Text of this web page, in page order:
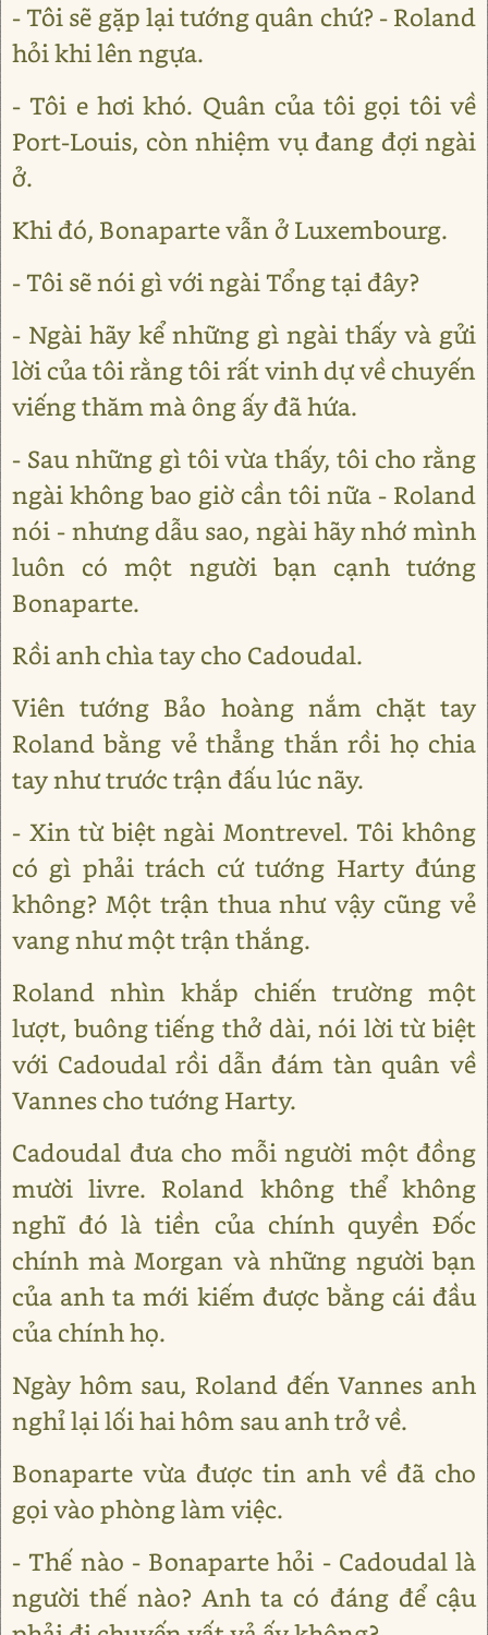
- Tôi sẽ gặp lại tướng quân chứ? - Roland
hỏi khi lên ngựa.
- Tôi e hơi khó. Quân của tôi gọi tôi về
Port-Louis, còn nhiệm vụ đang đợi ngài
ở.
Khi đó, Bonaparte vẫn ở Luxembourg.
- Tôi sẽ nói gì với ngài Tổng tại đây?
- Ngài hãy kể những gì ngài thấy và gửi
lời của tôi rằng tôi rất vinh dự về chuyến
viếng thăm mà ông ấy đã hứa.
- Sau những gì tôi vừa thấy, tôi cho rằng
ngài không bao giờ cần tôi nữa - Roland
nói - nhưng dẫu sao, ngài hãy nhớ mình
luôn có một người bạn cạnh tướng
Bonaparte.
Rồi anh chìa tay cho Cadoudal.
Viên tướng Bảo hoàng nắm chặt tay
Roland bằng vẻ thẳng thắn rồi họ chia
tay như trước trận đấu lúc nãy.
- Xin từ biệt ngài Montrevel. Tôi không
có gì phải trách cứ tướng Harty đúng
không? Một trận thua như vậy cũng vẻ
vang như một trận thắng.
Roland nhìn khắp chiến trường một
lượt, buông tiếng thở dài, nói lời từ biệt
với Cadoudal rồi dẫn đám tàn quân về
Vannes cho tướng Harty.
Cadoudal đưa cho mỗi người một đồng
mười livre. Roland không thể không
nghĩ đó là tiền của chính quyền Đốc
chính mà Morgan và những người bạn
của anh ta mới kiếm được bằng cái đầu
của chính họ.
Ngày hôm sau, Roland đến Vannes anh
nghỉ lại lối hai hôm sau anh trở về.
Bonaparte vừa được tin anh về đã cho
gọi vào phòng làm việc.
- Thế nào - Bonaparte hỏi - Cadoudal là
người thế nào? Anh ta có đáng để cậu